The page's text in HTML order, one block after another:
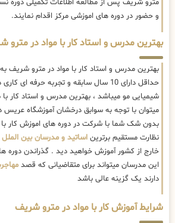
مترو شریف پس از مطالعه اطلاعات تکمیلی دوره
و حضور در دوره های اموزشی مرکز اقدام نمایند.
بهترین مدرس و استاد کار با مواد در مترو
بهترین مدرس و استاد کار با مواد در مترو شریف
حداقل دارای 10 سال سابقه و تجربه حرفه ای
شیمیایی مو میباشد ، بهترین مدرس و استاد کار با
میتوان با توجه به سوابق درخشان آموزشگاه عریس
بدون شک شما با شرکت در دوره های اموزش کار
نظارت مستقیم برترین اساتید و مدرسان بین الملل
خارج از کشور آموزش خواهید دید . گذراندن
این مدرسان میتواند برای متقاضیانی که قصد
دارند یک گزینه عالی باشد
شرایط آموزش کار با مواد در مترو شریف